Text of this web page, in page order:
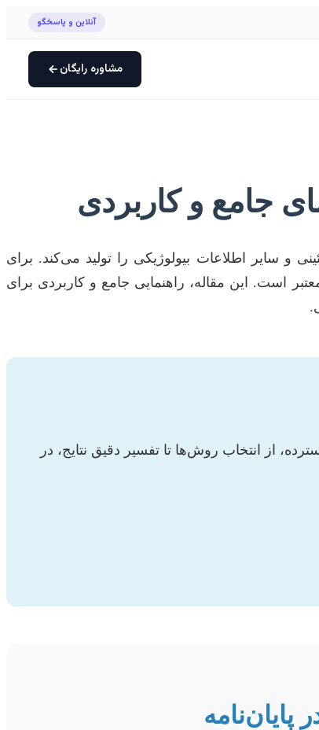
آنلاین و پاسخگو
مشاوره رایگان
جامع و کاربردی
و سایر اطلاعات بیولوژیکی را تولید می‌کند. برای
است. این مقاله، راهنمایی جامع و کاربردی برای
از انتخاب روش‌ها تا تفسیر دقیق نتایج، در
پایان‌نامه